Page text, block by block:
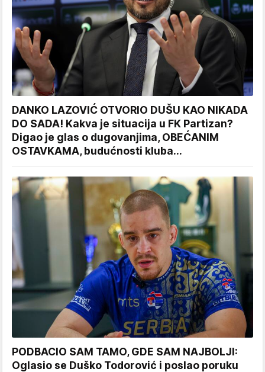
DANKO LAZOVIĆ OTVORIO DUŠU KAO NIKADA
DO SADA! Kakva je situacija u FK Partizan?
Digao je glas o dugovanjima, OBEĆANIM
OSTAVKAMA, budućnosti kluba...
PODBACIO SAM TAMO, GDE SAM NAJBOLJI:
Oglasio se Duško Todorović i poslao poruku